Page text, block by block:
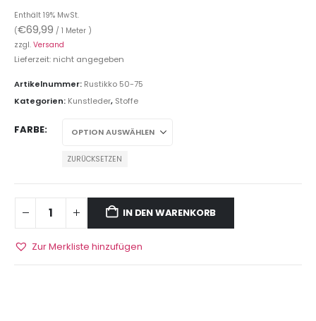
Enthält 19% MwSt.
(€69,99 / 1 Meter )
zzgl. Versand
Lieferzeit: nicht angegeben
Artikelnummer: Rustikko 50-75
Kategorien: Kunstleder, Stoffe
FARBE
ZURÜCKSETZEN
IN DEN WARENKORB
Zur Merkliste hinzufügen